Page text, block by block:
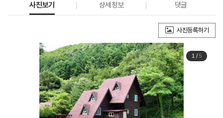
사진보기 상세정보 댓글
사진등록하기
1/ 5